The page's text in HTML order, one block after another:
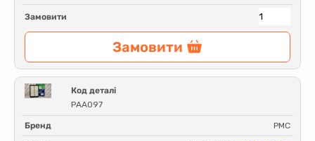
Замовити
Замовити
Код деталі
PAA097
Бренд PMC